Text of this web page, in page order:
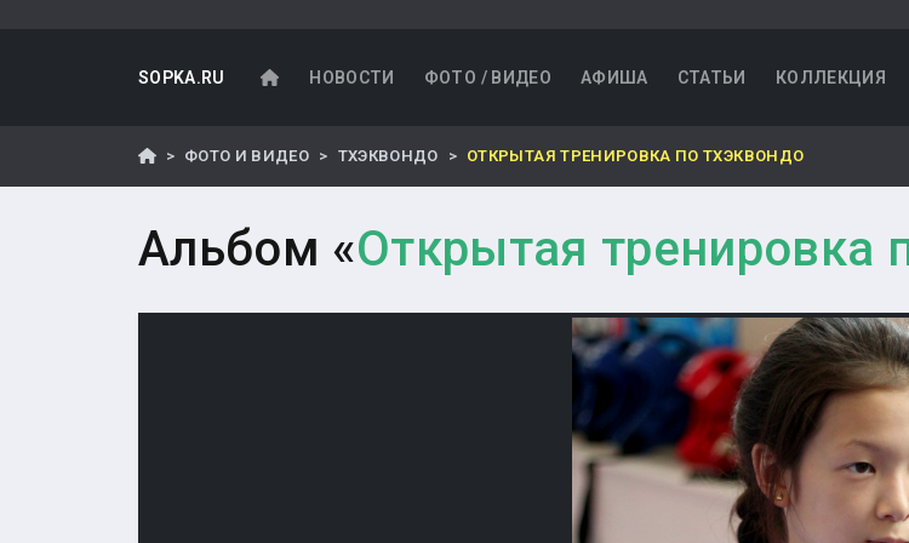
SOPKA.RU НОВОСТИ ФОТО / ВИДЕО АФИША СТАТЬИ КОЛЛЕКЦИЯ
ФОТО И ВИДЕО ТХЭКВОНДО ОТКРЫТАЯ ТРЕНИРОВКА ПО ТХЭКВОНДО
Альбом «Открытая тренировка